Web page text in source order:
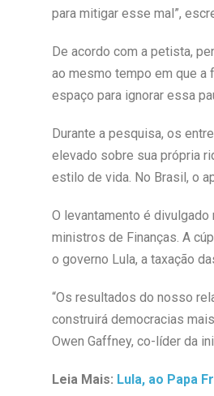
para mitigar esse mal”,
De acordo com a petista,
ao mesmo tempo em que a
espaço para ignorar essa
Durante a pesquisa, os
elevado sobre sua própria
estilo de vida. No Brasil, o
O levantamento é divulgado
ministros de Finanças. A
o governo Lula, a taxação
“Os resultados do nosso
construirá democracias
Owen Gaffney, co-líder da
Leia Mais: Lula, ao Papa